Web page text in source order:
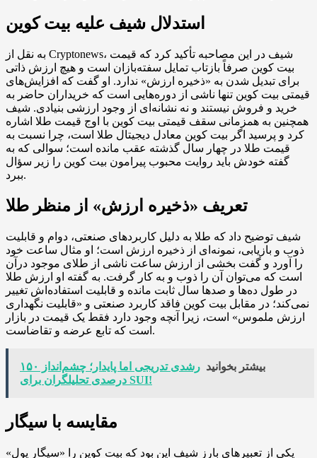
استدلال شیف علیه بیت کوین
به نقل از Cryptonews، شیف در این مصاحبه تأکید کرد که قیمت
بیت کوین صرفاً بازتاب تمایل سفته‌بازان است و هیچ ارزش ذاتی
برای تبدیل شدن به «ذخیره ارزش» ندارد. او گفت که افزایش‌های
قیمتی بیت کوین تنها ناشی از دوره‌هایی است که خریداران حاضر به
خرید و فروش نیستند و نه نشانه‌ای از وجود ارزشی بنیادی. شیف
همچنین به همزمانی سقف قیمتی بیت کوین با اوج قیمت طلا اشاره
کرد و پرسید اگر بیت کوین معادل دیجیتال طلا است، چرا نسبت به
قیمت طلا در چهار سال گذشته عقب مانده است؛ سوالی که به
گفته خودش باید روایت محبوب پیرامون بیت کوین را زیر سؤال
ببرد.
تعریف «ذخیره ارزش» از منظر طلا
شیف توضیح داد که طلا به دلیل کاربردهای صنعتی، دوام و قابلیت
ذوب و بازیابی، نمونه‌ای از ذخیره ارزش است؛ او مثال ساعت خود
را آورد و گفت بخشی از ارزش ساعت ناشی از طلای موجود درآن
است که می‌توان آن را ذوب و به کار گرفت. به گفته او ارزش طلا
در طول ده‌ها و صدها سال ثابت مانده و قابلیت استفاده‌اش تغییر
نمی‌کند؛ در مقابل بیت کوین فاقد کاربرد صنعتی و «قابلیت نگهداری
ارزش ملموس» است، زیرا آنچه وجود دارد فقط یک قیمت در بازار
است که تابع عرضه و تقاضاست.
بیشتر بخوانید
رشدی تدریجی اما پایدار؛ چشم‌انداز ۱۵۰
درصدی تحلیلگران برای SUI!
مقایسه با سیگار
یکی از تعبیرهای بارز شیف این بود که بیت کوین را «سیگار پول»